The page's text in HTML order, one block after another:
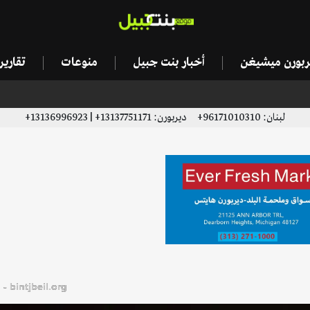
ميشيغن أخبار بنت جبيل منوعات
لبنان: 96171010310+ ديربورن: 13137751171+ | 13136996923+
bintjbeil.org - موقع بنت جبيل